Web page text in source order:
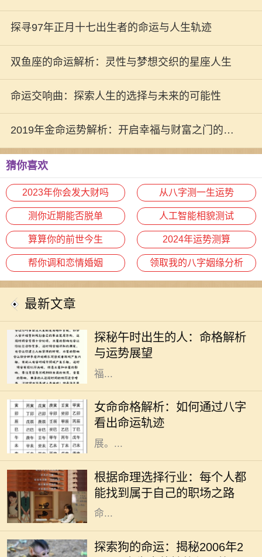
探寻97年正月十七出生者的命运与人生轨迹
双鱼座的命运解析：灵性与梦想交织的星座人生
命运交响曲：探索人生的选择与未来的可能性
2019年金命运势解析：开启幸福与财富之门的秘
密
猜你喜欢
2023年你会发大财吗 从八字测一生运势
测你近期能否脱单 人工智能相貌测试
算算你的前世今生 2024年运势测算
帮你调和恋情婚姻 领取我的八字姻缘分析
最新文章
探秘午时出生的人：命格解析
与运势展望
个人的性格、命运有着重要的影响。
其中，午时（中午11点到1点）出生
的人，因其时辰的特殊性，常被视作
福...
女命命格解析：如何通过八字
看出命运轨迹
在中国传统文化中，命理学是一门古
老而深奥的学问。尤其对于女性来
说，命格的分析不仅关系到个人的福
祉，还影响着婚姻、家庭和事业的发
展。...
根据命理选择行业：每个人都
能找到属于自己的职场之路
选择行业对于每个人来说都是一项重
要的决策，它直接影响到我们的职业
发展和人生轨迹。在现代社会，不同
的行业有不同的特点和发展空间，而
命...
探索狗的命运：揭秘2006年2
狗作为人类最忠实的朋友，拥有着丰
富的象征意义和文化内涵。在中国传
统文化中，狗被视为吉祥之物，象征